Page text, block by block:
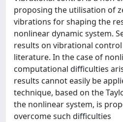
proposing the utilisation of
vibrations for shaping the
nonlinear dynamic system.
results on vibrational control
literature. In the case of
computational difficulties
results cannot easily be
technique, based on the
the nonlinear system, is
overcome such difficulties